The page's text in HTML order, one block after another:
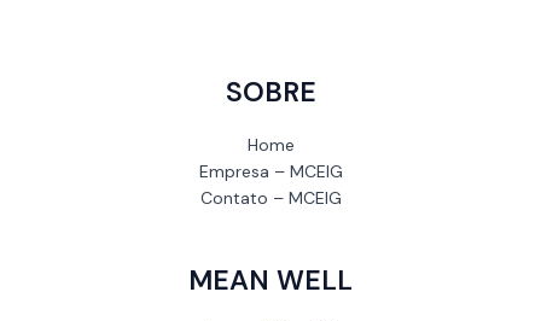
SOBRE
Home
Empresa – MCEIG
Contato – MCEIG
MEAN WELL